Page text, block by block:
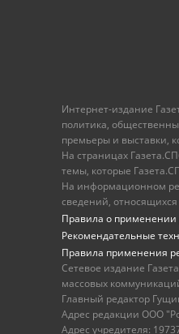
Интернет-издание
политика,
премьеры и выставки,
На страницах
темы, которые
На информационном
сведений,
Правила о применении
Рекомендательные
Правила применения
Сетевое издание
массовых
Главный редактор
Адрес редакции ООО
Адрес учредителя: